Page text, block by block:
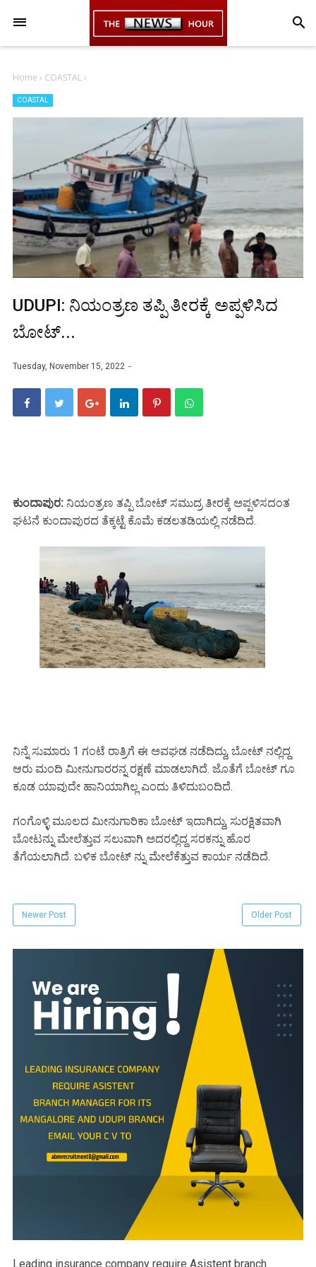
search
Home › COASTAL›
COASTAL
UDUPI: ನಿಯಂತ್ರಣ ತಪ್ಪಿ ತೀರಕ್ಕೆ ಅಪ್ಪಳಿಸಿದ
ಬೋಟ್...
Tuesday, November 15, 2022
ಕುಂದಾಪುರ: ನಿಯಂತ್ರಣ ತಪ್ಪಿ ಬೋಟ್ ಸಮುದ್ರ ತೀರಕ್ಕೆ ಅಪ್ಪಳಿಸದಂತ
ಘಟನೆ ಕುಂದಾಪುರದ ತೆಕ್ಕಟ್ಟೆ ಕೊಮೆ ಕಡಲತಡಿಯಲ್ಲಿ ನಡೆದಿದೆ.
ನಿನ್ನೆ ಸುಮಾರು 1 ಗಂಟೆ ರಾತ್ರಿಗೆ ಈ ಅವಘಡ ನಡೆದಿದ್ದು, ಬೋಟ್ ನಲ್ಲಿದ್ದ
ಆರು ಮಂದಿ ಮೀನುಗಾರರನ್ನ ರಕ್ಷಣೆ ಮಾಡಲಾಗಿದೆ. ಜೊತೆಗೆ ಬೋಟ್ ಗೂ
ಕೂಡ ಯಾವುದೇ ಹಾನಿಯಾಗಿಲ್ಲ ಎಂದು ತಿಳಿದುಬಂದಿದೆ.
ಗಂಗೊಳ್ಳಿ ಮೂಲದ ಮೀನುಗಾರಿಕಾ ಬೋಟ್ ಇದಾಗಿದ್ದು, ಸುರಕ್ಷಿತವಾಗಿ
ಬೋಟನ್ನು ಮೇಲೆತ್ತುವ ಸಲುವಾಗಿ ಅದರಲ್ಲಿದ್ದ ಸರಕನ್ನು ಹೊರ
ತೆಗೆಯಲಾಗಿದೆ. ಬಳಿಕ ಬೋಟ್ ನ್ನು ಮೇಲೆಕೆತ್ತುವ ಕಾರ್ಯ ನಡೆದಿದೆ.
Newer Post Older Post
Leading insurance company require Asistent branch